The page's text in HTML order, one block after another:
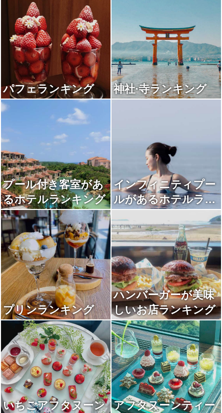
パフェランキング 神社·寺ランキング
プール付き客室があ
るホテルランキング
インフィニティプー
ルがあるホテルラン
キング
プリンランキング
ハンバーガーが美味
しいお店ランキング
いちごアフタヌーン
アフタヌーンティー